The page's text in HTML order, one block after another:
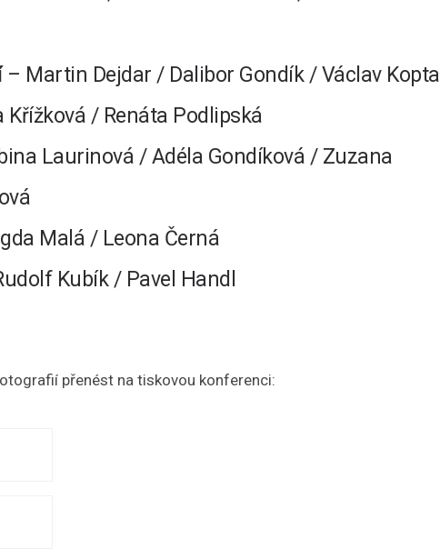
– Martin Dejdar / Dalibor Gondík / Václav Kopta
/ Renáta Podlipská
Laurinová / Adéla Gondíková / Zuzana
Malá / Leona Černá
Kubík / Pavel Handl
přenést na tiskovou konferenci: